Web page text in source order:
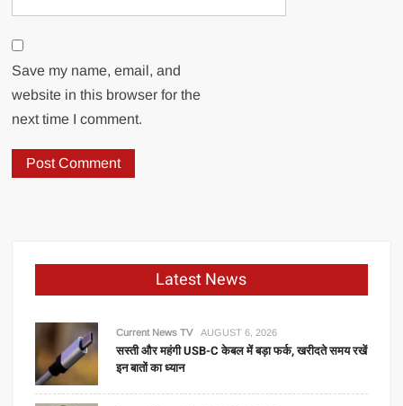
Save my name, email, and
website in this browser for the
next time I comment.
Latest News
Current News TV AUGUST 6, 2026
सस्ती और महंगी USB-C केबल में बड़ा फर्क, खरीदते समय रखें
इन बातों का ध्यान